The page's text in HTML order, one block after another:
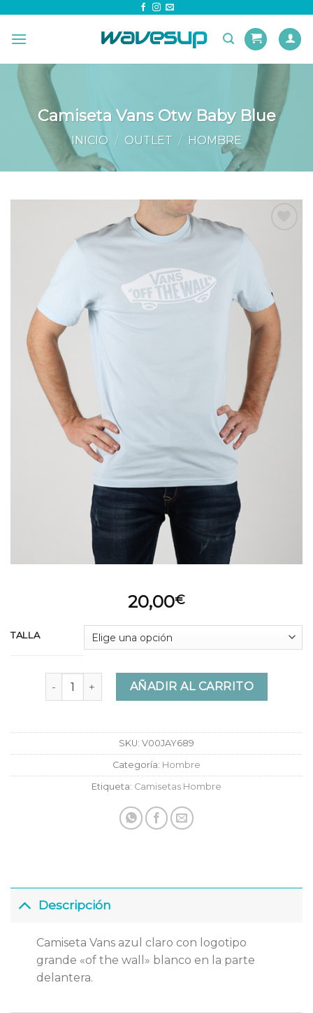
content
Camiseta Vans Otw Baby Blue
INICIO / OUTLET / HOMBRE
20,00€
TALLA
Camiseta Vans Otw Baby Blue cantidad
AÑADIR AL CARRITO
SKU: V00JAY689
Categoría: Hombre
Etiqueta: Camisetas Hombre
Descripción
Camiseta Vans azul claro con logotipo
grande «of the wall» blanco en la parte
delantera.